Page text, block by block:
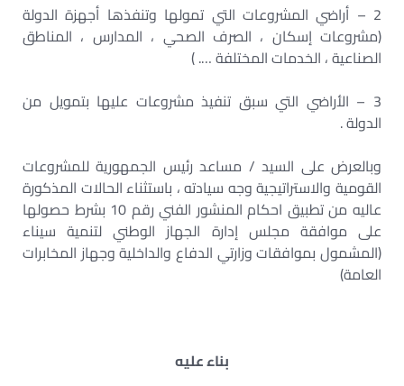
2 – أراضي المشروعات التي تمولها وتنفذها أجهزة الدولة
(مشروعات إسكان ، الصرف الصحي ، المدارس ، المناطق
الصناعية ، الخدمات المختلفة …. )
3 – الأراضي التي سبق تنفيذ مشروعات عليها بتمويل من
الدولة .
وبالعرض على السيد / مساعد رئيس الجمهورية للمشروعات
القومية والاستراتيجية وجه سيادته ، باستثناء الحالات المذكورة
عاليه من تطبيق احكام المنشور الفني رقم 10 بشرط حصولها
على موافقة مجلس إدارة الجهاز الوطني لتنمية سيناء
(المشمول بموافقات وزارتي الدفاع والداخلية وجهاز المخابرات
العامة)
بناء عليه